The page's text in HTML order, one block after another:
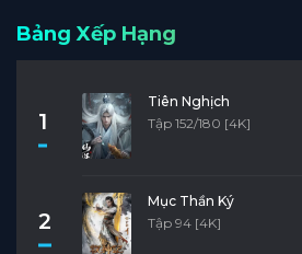
Bảng Xếp Hạng
1
Tiên Nghịch
Tập 152/180 [4K]
2
Mục Thần Ký
Tập 94 [4K]